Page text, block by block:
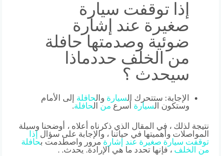
إذا توقفت سيارة
صغيرة عند إشارة
ضوئية وصدمتها حافلة
من الخلف حددماذا
سيحدث ؟
الإجابة: ستتحرك ال سيارة وال حافلة إلى الأمام
وستكون ال سيارة أسرع من حافلة
نتيجة لذلك ، في المقال الذي ذكرناه أعلاه ، أوضحنا وسيلة
المواصلات وأهميتها في حياتنا ، والإجابة على سؤال
إذا
توقفت سيارة صغيرة عند إشارة مرور واصطدمت بحافلة
من
الخلف ، فإنها تحدد ما هي الإرادة. يحدث. .